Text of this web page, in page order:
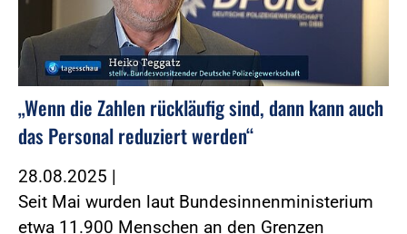
„Wenn die Zahlen rückläufig sind, dann kann auch
das Personal reduziert werden“
28.08.2025 |
Seit Mai wurden laut Bundesinnenministerium
etwa 11.900 Menschen an den Grenzen